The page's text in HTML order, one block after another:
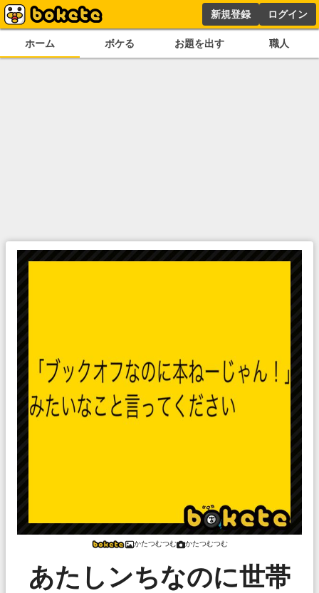
新規登録 ログイン
ホーム ボケる お題を出す 職人
かたつむつむ かたつむつむ
あたしンちなのに世帯